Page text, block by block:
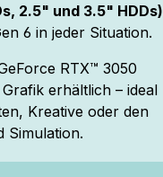
2.5" und 3.5" HDDs)
6 in jeder Situation.
RTX™ 3050
erhältlich – ideal
Kreative oder den
Simulation.